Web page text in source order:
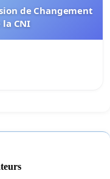
de Changement
la CNI